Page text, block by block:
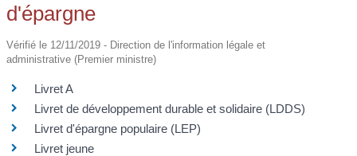
d'épargne
Vérifié le 12/11/2019 - Direction de l'information légale et
administrative (Premier ministre)
Livret A
Livret de développement durable et solidaire (LDDS)
Livret d'épargne populaire (LEP)
Livret jeune